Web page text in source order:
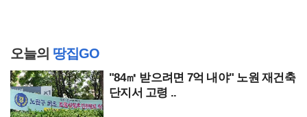
오늘의 땅집GO
"84㎡ 받으려면 7억 내야" 노원 재건축
단지서 고령 ..